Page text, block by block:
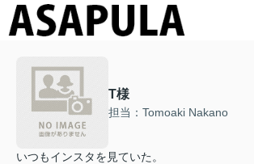
T様
担当：Tomoaki Nakano
いつもインスタを見ていた。